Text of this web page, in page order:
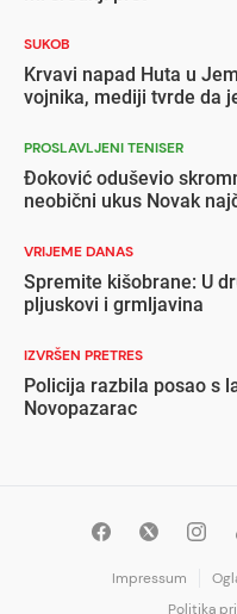
SUKOB
Krvavi napad Huta u
vojnika, mediji tvrde da
PROSLAVLJENI TENISER
Đoković oduševio
neobični ukus Novak
VRIJEME DANAS
Spremite kišobrane: U
pljuskovi i grmljavina
IZVRŠEN PRETRES
Policija razbila posao s
Novopazarac
Impressum
Politika